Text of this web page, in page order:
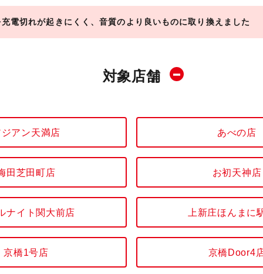
電切れが起きにくく、音質のより良いものに取り換えました
対象店舗
アン天満店 あべの店
田芝田町店 お初天神店
ナイト関大前店 上新庄ほんまに
京橋1号店 京橋Door4